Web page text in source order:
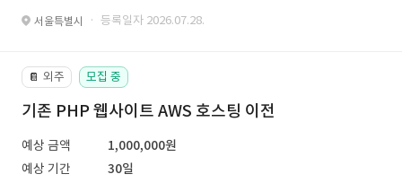
서울특별시 · 등록일자 2026.07.28.
📔 외주 모집 중
기존 PHP 웹사이트 AWS 호스팅 이전
예상 금액
1,000,000원
예상 기간
30일